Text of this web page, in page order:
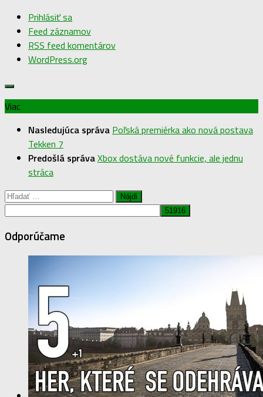
Prihlásiť sa
Feed záznamov
RSS feed komentárov
WordPress.org
Viac
Nasledujúca správa Poľská premiérka ako nová postava
Tekken 7
Predošlá správaXbox dostáva nové funkcie, ale jednu
stráca
Hľadať:
Odporúčame